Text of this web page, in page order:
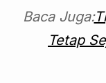
Baca Juga:
Tetap